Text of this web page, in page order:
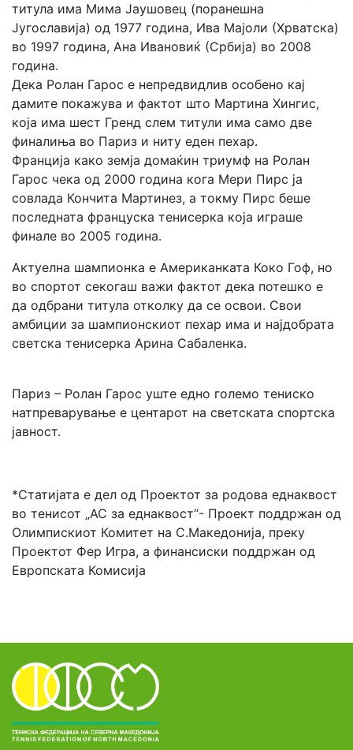
титула има Мима Јаушовец (поранешна
Југославија) од 1977 година, Ива Мајоли (Хрватска)
во 1997 година, Ана Ивановиќ (Србија) во 2008
година.
Дека Ролан Гарос е непредвидлив особено кај
дамите покажува и фактот што Мартина Хингис,
која има шест Гренд слем титули има само две
финалиња во Париз и ниту еден пехар.
Франција како земја домаќин триумф на Ролан
Гарос чека од 2000 година кога Мери Пирс ја
совлада Кончита Мартинез, а токму Пирс беше
последната француска тенисерка која играше
финале во 2005 година.
Актуелна шампионка е Американката Коко Гоф, но
во спортот секогаш важи фактот дека потешко е
да одбрани титула отколку да се освои. Свои
амбиции за шампионскиот пехар има и најдобрата
светска тенисерка Арина Сабаленка.
Париз – Ролан Гарос уште едно големо тениско
натпреварување е центарот на светската спортска
јавност.
*Статијата е дел од Проектот за родова еднаквост
во тенисот „АС за еднаквост“- Проект поддржан од
Олимпискиот Комитет на С.Македонија, преку
Проектот Фер Игра, а финансиски поддржан од
Европската Комисија